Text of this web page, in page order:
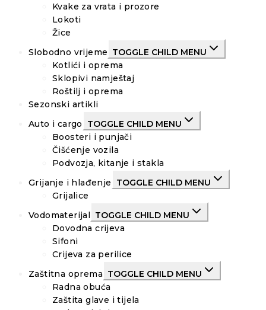
Kvake za vrata i prozore
Lokoti
Žice
Slobodno vrijeme TOGGLE CHILD MENU
Kotlići i oprema
Sklopivi namještaj
Roštilj i oprema
Sezonski artikli
Auto i cargo
TOGGLE CHILD MENU
Boosteri i punjači
Čišćenje vozila
Podvozja, kitanje i stakla
Grijanje i hlađenje
TOGGLE CHILD MENU
Grijalice
Vodomaterijal
TOGGLE CHILD MENU
Dovodna crijeva
Sifoni
Crijeva za perilice
Zaštitna oprema TOGGLE CHILD MENU
Radna obuća
Zaštita glave i tijela